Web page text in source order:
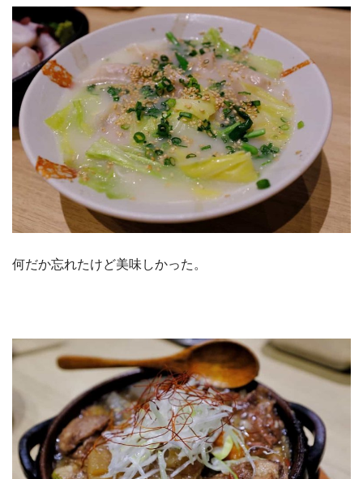
何だか忘れたけど美味しかった。